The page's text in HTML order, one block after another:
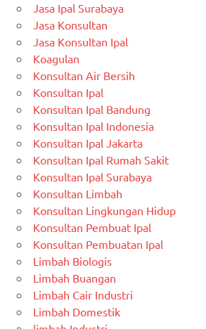
Jasa Ipal Surabaya
Jasa Konsultan
Jasa Konsultan Ipal
Koagulan
Konsultan Air Bersih
Konsultan Ipal
Konsultan Ipal Bandung
Konsultan Ipal Indonesia
Konsultan Ipal Jakarta
Konsultan Ipal Rumah Sakit
Konsultan Ipal Surabaya
Konsultan Limbah
Konsultan Lingkungan Hidup
Konsultan Pembuat Ipal
Konsultan Pembuatan Ipal
Limbah Biologis
Limbah Buangan
Limbah Cair Industri
Limbah Domestik